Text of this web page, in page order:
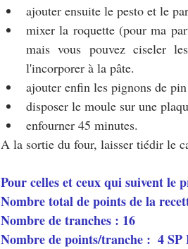
ajouter ensuite le pesto et le
mixer la roquette (pour ma
mais vous pouvez ciseler
l'incorporer à la pâte.
ajouter enfin les pignons de
disposer le moule sur une
enfourner 45 minutes.
A la sortie du four, laisser tiédir le
Pour celles et ceux qui suivent le
Nombre total de points de la
Nombre de tranches : 16
Nombre de points/tranche :  4